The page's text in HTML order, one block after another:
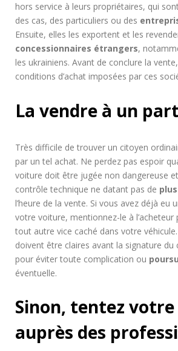
hors service à leurs propriétaires, qui
des cas, des particuliers ou des
Ensuite, elles les exportent et les
concessionnaires étrangers,
les ukrainiens. Avant de conclure la
conditions d’achat imposées par ces
La vendre à un
Très difficile de trouver un citoyen
par un tel achat. Ne perdez pas espoir
voiture doit être jugée non dangereuse et
contrôle technique ne datant pas de
l’heure de la vente. Si vous avez déjà eu
votre voiture, mentionnez-le à l’acheteur
tout autre vice caché dans votre
doivent être claires avant la signature du
pour éviter toute complication ou
éventuelle.
Sinon, tentez votre
auprès des